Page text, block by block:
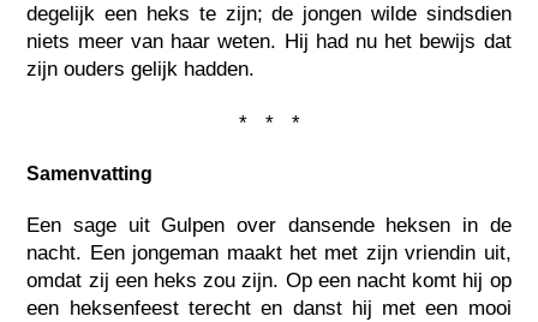
degelijk een heks te zijn; de jongen wilde sindsdien
niets meer van haar weten. Hij had nu het bewijs dat
zijn ouders gelijk hadden.
* * *
Samenvatting
Een sage uit Gulpen over dansende heksen in de
nacht. Een jongeman maakt het met zijn vriendin uit,
omdat zij een heks zou zijn. Op een nacht komt hij op
een heksenfeest terecht en danst hij met een mooi